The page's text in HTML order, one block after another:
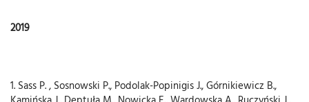
2019
1. Sass P. , Sosnowski P., Podolak-Popinigis J., Górnikiewicz B.,